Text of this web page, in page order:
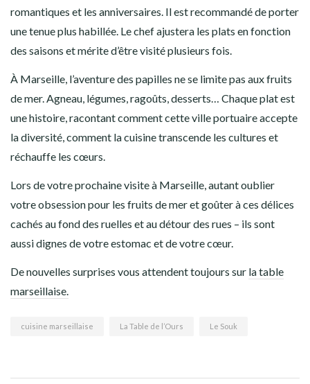
romantiques et les anniversaires. Il est recommandé de porter
une tenue plus habillée. Le chef ajustera les plats en fonction
des saisons et mérite d’être visité plusieurs fois.
À Marseille, l’aventure des papilles ne se limite pas aux fruits
de mer. Agneau, légumes, ragoûts, desserts… Chaque plat est
une histoire, racontant comment cette ville portuaire accepte
la diversité, comment la cuisine transcende les cultures et
réchauffe les cœurs.
Lors de votre prochaine visite à Marseille, autant oublier
votre obsession pour les fruits de mer et goûter à ces délices
cachés au fond des ruelles et au détour des rues – ils sont
aussi dignes de votre estomac et de votre cœur.
De nouvelles surprises vous attendent toujours sur la table
marseillaise.
cuisine marseillaise La Table de l’Ours Le Souk